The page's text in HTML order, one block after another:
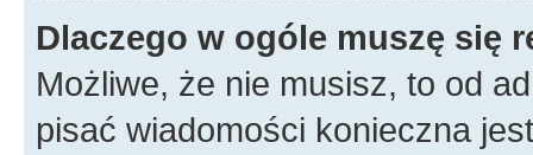
Dlaczego w ogóle muszę się
Możliwe, że nie musisz, to od
pisać wiadomości konieczna